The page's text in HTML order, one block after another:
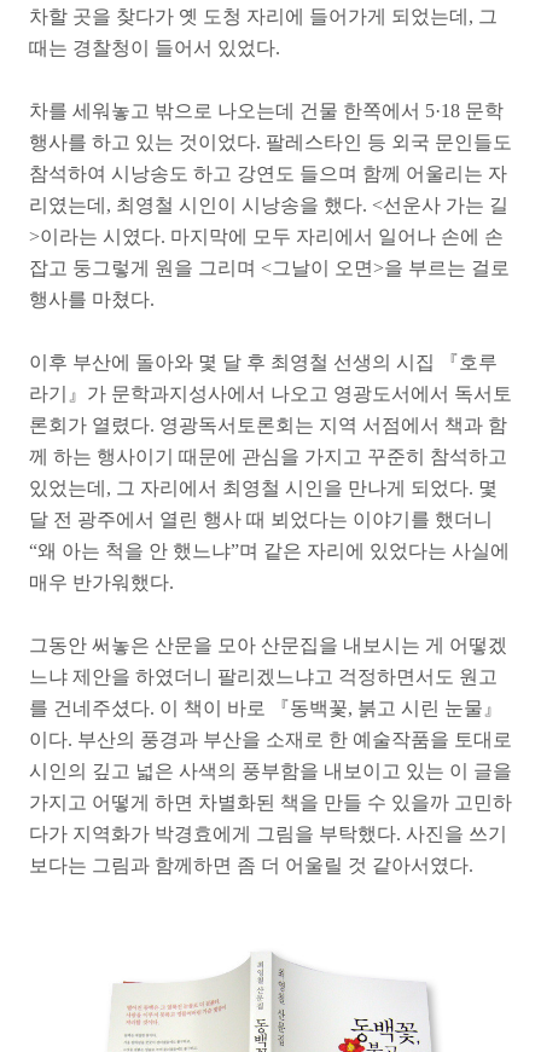
차할 곳을 찾다가 옛 도청 자리에 들어가게 되었는데, 그
때는 경찰청이 들어서 있었다.
차를 세워놓고 밖으로 나오는데 건물 한쪽에서 5·18 문학
행사를 하고 있는 것이었다. 팔레스타인 등 외국 문인들도
참석하여 시낭송도 하고 강연도 들으며 함께 어울리는 자
리였는데, 최영철 시인이 시낭송을 했다. <선운사 가는 길
>이라는 시였다. 마지막에 모두 자리에서 일어나 손에 손
잡고 둥그렇게 원을 그리며 <그날이 오면>을 부르는 걸로
행사를 마쳤다.
이후 부산에 돌아와 몇 달 후 최영철 선생의 시집 『호루
라기』가 문학과지성사에서 나오고 영광도서에서 독서토
론회가 열렸다. 영광독서토론회는 지역 서점에서 책과 함
께 하는 행사이기 때문에 관심을 가지고 꾸준히 참석하고
있었는데, 그 자리에서 최영철 시인을 만나게 되었다. 몇
달 전 광주에서 열린 행사 때 뵈었다는 이야기를 했더니
“왜 아는 척을 안 했느냐”며 같은 자리에 있었다는 사실에
매우 반가워했다.
그동안 써놓은 산문을 모아 산문집을 내보시는 게 어떻겠
느냐 제안을 하였더니 팔리겠느냐고 걱정하면서도 원고
를 건네주셨다. 이 책이 바로 『동백꽃, 붉고 시린 눈물』
이다. 부산의 풍경과 부산을 소재로 한 예술작품을 토대로
시인의 깊고 넓은 사색의 풍부함을 내보이고 있는 이 글을
가지고 어떻게 하면 차별화된 책을 만들 수 있을까 고민하
다가 지역화가 박경효에게 그림을 부탁했다. 사진을 쓰기
보다는 그림과 함께하면 좀 더 어울릴 것 같아서였다.